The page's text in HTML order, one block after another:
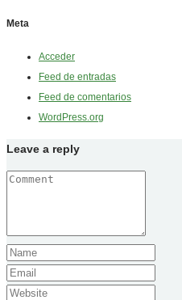
Meta
Acceder
Feed de entradas
Feed de comentarios
WordPress.org
Leave a reply